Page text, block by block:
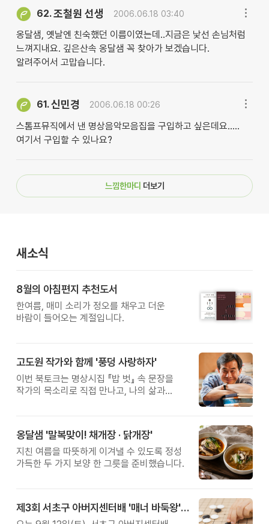
62.조철원 선생 2006.06.18 03:40
옹달샘, 옛날엔 친숙했던 이름이였는데..지금은 낯선 손님처럼
느껴지내요. 깊은산속 옹달샘 꼭 찾아가 보겠습니다.
알려주어서 고맙습니다.
61.신민경 2006.06.18 00:26
스톰프뮤직에서 낸 명상음악모음집을 구입하고 싶은데요.....
여기서 구입할 수 있나요?
느낌한마디 더보기
새소식
8월의 아침편지 추천도서
한여름, 매미 소리가 정오를 채우고 더운
바람이 들어오는 계절입니다.
고도원 작가와 함께 '풍덩 사랑하자'
이번 북토크는 명상시집 『밥 벗』 속 문장을
작가의 목소리로 직접 만나고, 나의 삶과
옹달샘 '말복맞이! 채개장 · 닭개장'
지친 여름을 따뜻하게 이겨낼 수 있도록 정성
가득한 두 가지 보양 한 그릇을 준비했습니다.
제3회 서초구 아버지센터배 '매너 바둑왕' 대회